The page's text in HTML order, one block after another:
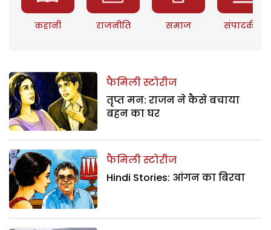
कहानी राजनीति समाज संपादकीय
फैमिली स्टोरीज
तृप्त मन: राजन ने कैसे बचाया
बहन का घर
फैमिली स्टोरीज
Hindi Stories: आंगन का बिरवा